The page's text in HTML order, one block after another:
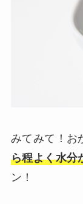
みてみて！
ら程よく水分
ン！